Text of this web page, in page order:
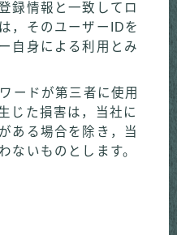
録情報と一致してロ
，そのユーザーIDを
自身による利用とみ
ードが第三者に使用
じた損害は，当社に
ある場合を除き，当
ないものとします。